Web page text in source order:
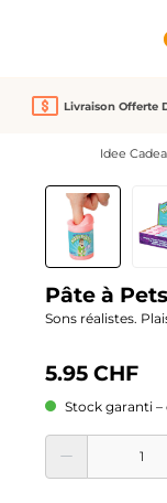
Livraison Offerte
Idee
Ignorer la galerie
We Love
Pâte à
Sons réalistes.
5.95 CHF
Stock garanti
Quantité de produit :